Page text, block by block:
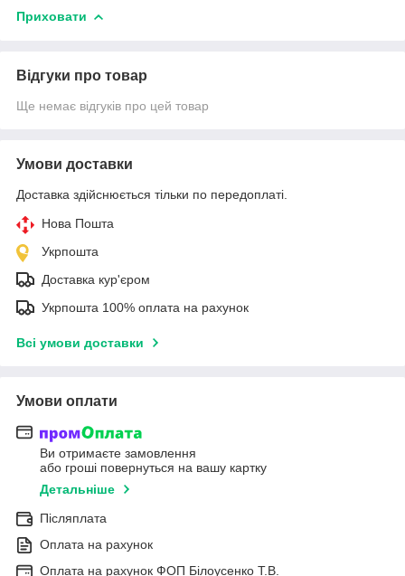
Приховати
Відгуки про товар
Ще немає відгуків про цей товар
Умови доставки
Доставка здійснюється тільки по передоплаті.
Нова Пошта
Укрпошта
Доставка кур'єром
Укрпошта 100% оплата на рахунок
Всі умови доставки
Умови оплати
Ви отримаєте замовлення
або гроші повернуться на вашу картку
Детальніше
Післяплата
Оплата на рахунок
Оплата на рахунок ФОП Білоусенко Т.В.